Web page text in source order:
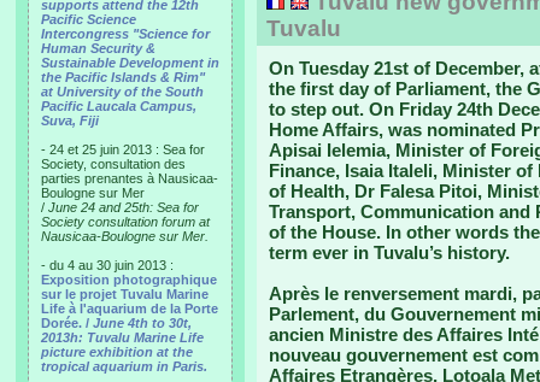
supports attend the 12th
Pacific Science
Intercongress "Science for
Human Security &
Sustainable Development in
the Pacific Islands & Rim"
at University of the South
Pacific Laucala Campus,
Suva, Fiji
- 24 et 25 juin 2013 : Sea for
Society, consultation des
parties prenantes à Nausicaa-
Boulogne sur Mer
/ June 24 and 25th: Sea for
Society consultation forum at
Nausicaa-Boulogne sur Mer.
- du 4 au 30 juin 2013 :
Exposition photographique
sur le projet Tuvalu Marine
Life à l'aquarium de la Porte
Dorée. / June 4th to 30t,
2013h: Tuvalu Marine Life
picture exhibition at the
tropical aquarium in Paris.
Tuvalu
On Tuesday 21st of December,
the first day of Parliament, the
to step out. On Friday 24th
Home Affairs, was nominated
Apisai Ielemia, Minister of
Finance, Isaia Italeli, Minister
of Health, Dr Falesa Pitoi,
Transport, Communication and
of the House. In other words
term ever in Tuvalu’s history.
Après le renversement mardi,
Parlement, du Gouvernement
ancien Ministre des Affaires
nouveau gouvernement est
Affaires Etrangères, Lotoala